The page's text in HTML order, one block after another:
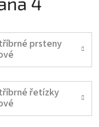
prsteny
řetízky